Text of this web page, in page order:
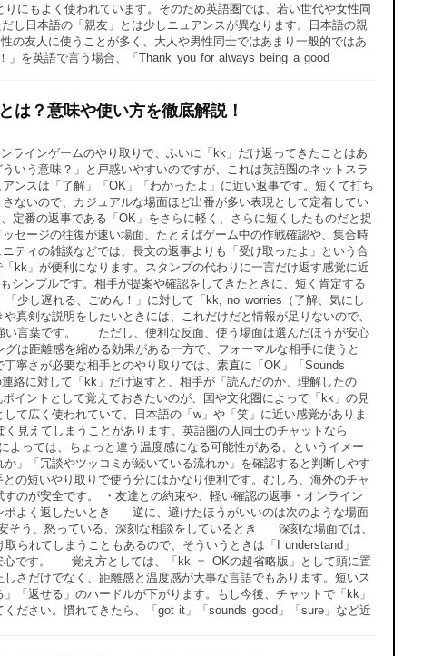
にもよく使われています。そのため英語圏では、若い世代や女性同
し日本語の「親友」とは少しニュアンスが異なります。日本語の親
の友人に使うことが多く、大人や男性同士ではあまり一般的ではあ
」を英語で言う場合、「Thank you for always being a good
は？意味や使い方を徹底解説！
ラインゲームのやり取りで、ふいに「kk」だけ返ってきたことはあ
いう意味？」と戸惑いやすいのですが、これは英語圏のネットスラ
ンスは「了解」「OK」「わかったよ」に近い返事です。短くて打ち
ないので、カジュアルな場面ほど出番が多い表現として定着してい
番の返事である「OK」をさらに軽く、さらに短くしたものだと捉
セージの往復が速い場面、たとえばゲーム中の作戦確認や、集合時
ティの雑談などでは、長文の返事よりも「受け取ったよ」という合
kk」が便利になります。スタンプの代わりに一言だけ返す感覚に近
ンプルです。相手が提案や確認をしてきたときに、短く肯定する
少し遅れる、ごめん！」に対して「kk, no worries（了解、気にし
真剣な説明をしたいときには、これだけだと情報が足りないので、
い言葉です。 ただし、便利な反面、使う場面は選んだほうが安心
は距離感を縮める効果がある一方で、フォーマルな相手に使うと
寧さが必要な相手とのやり取りでは、素直に「OK」「Sounds
絡に対して「kk」だけ返すと、相手が「読んだのか、理解したの
ントとして覚えておきたいのが、国や文化圏によって「kk」の見
て広く使われていて、日本語の「w」や「笑」に近い感覚がありま
見えてしまうことがあります。英語圏の人同士のチャットなら
よっては、ちょっと違う温度感になる可能性がある、というイメー
」「冗談やツッコミが続いている流れか」を確認すると判断しやす
短いやり取りで使う分にはかなり便利です。むしろ、海外のチャ
のが安全です。 ・友達との約束や、軽い確認の返事・オンライン
ポよく返したいとき 逆に、避けたほうがいいのは次のような場面
そう、怒っている、深刻な相談をしているとき 深刻な場面では、
られてしまうこともあるので、そういうときは「I understand」
心です。 覚え方としては、「kk ＝ OKの超省略版」として頭に置
さだけでなく、距離感と温度感が大事な言語でもあります。短いス
「返せる」のハードルが下がります。もし今後、チャットで「kk」
ださい。慣れてきたら、「got it」「sounds good」「sure」など近